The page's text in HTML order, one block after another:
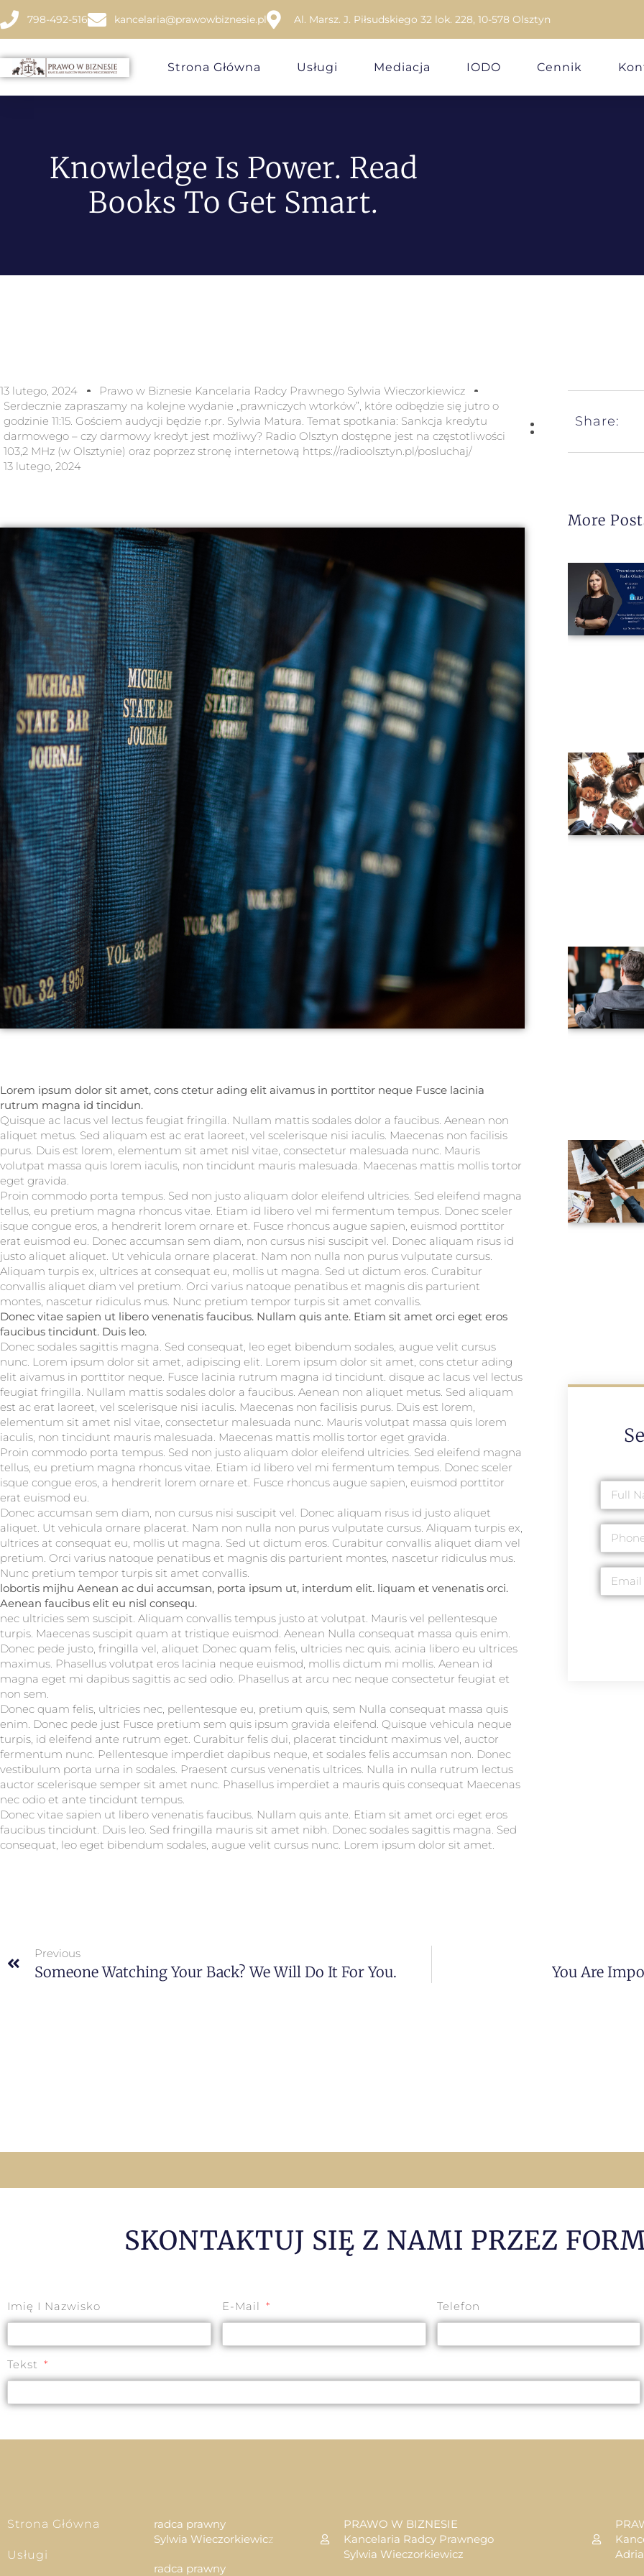
798-492-516 kancelaria@prawowbiznesie.pl Al. Marsz. J. Piłsudskiego 32 lok. 228, 10-578 Olsztyn
Strona Główna Usługi Mediacja IODO Cennik
Knowledge Is Power. Read
Books To Get Smart.
13 lutego, 2024
Prawo w Biznesie Kancelaria Radcy Prawnego Sylwia Wieczorkiewicz
Serdecznie zapraszamy na kolejne wydanie „prawniczych wtorków”, które odbędzie się jutro o
godzinie 11:15. Gościem audycji będzie r.pr. Sylwia Matura. Temat spotkania: Sankcja kredytu
darmowego – czy darmowy kredyt jest możliwy? Radio Olsztyn dostępne jest na częstotliwości
103,2 MHz (w Olsztynie) oraz poprzez stronę internetową https://radioolsztyn.pl/posluchaj/
13 lutego, 2024
Lorem ipsum dolor sit amet, cons ctetur ading elit aivamus in porttitor neque Fusce lacinia
rutrum magna id tincidun.
Quisque ac lacus vel lectus feugiat fringilla. Nullam mattis sodales dolor a faucibus. Aenean non
aliquet metus. Sed aliquam est ac erat laoreet, vel scelerisque nisi iaculis. Maecenas non facilisis
purus. Duis est lorem, elementum sit amet nisl vitae, consectetur malesuada nunc. Mauris
volutpat massa quis lorem iaculis, non tincidunt mauris malesuada. Maecenas mattis mollis tortor
eget gravida.
Proin commodo porta tempus. Sed non justo aliquam dolor eleifend ultricies. Sed eleifend magna
tellus, eu pretium magna rhoncus vitae. Etiam id libero vel mi fermentum tempus. Donec sceler
isque congue eros, a hendrerit lorem ornare et. Fusce rhoncus augue sapien, euismod porttitor
erat euismod eu. Donec accumsan sem diam, non cursus nisi suscipit vel. Donec aliquam risus id
justo aliquet aliquet. Ut vehicula ornare placerat. Nam non nulla non purus vulputate cursus.
Aliquam turpis ex, ultrices at consequat eu, mollis ut magna. Sed ut dictum eros. Curabitur
convallis aliquet diam vel pretium. Orci varius natoque penatibus et magnis dis parturient
montes, nascetur ridiculus mus. Nunc pretium tempor turpis sit amet convallis.
Donec vitae sapien ut libero venenatis faucibus. Nullam quis ante. Etiam sit amet orci eget eros
faucibus tincidunt. Duis leo.
Donec sodales sagittis magna. Sed consequat, leo eget bibendum sodales, augue velit cursus
nunc. Lorem ipsum dolor sit amet, adipiscing elit. Lorem ipsum dolor sit amet, cons ctetur ading
elit aivamus in porttitor neque. Fusce lacinia rutrum magna id tincidunt. disque ac lacus vel lectus
feugiat fringilla. Nullam mattis sodales dolor a faucibus. Aenean non aliquet metus. Sed aliquam
est ac erat laoreet, vel scelerisque nisi iaculis. Maecenas non facilisis purus. Duis est lorem,
elementum sit amet nisl vitae, consectetur malesuada nunc. Mauris volutpat massa quis lorem
iaculis, non tincidunt mauris malesuada. Maecenas mattis mollis tortor eget gravida.
Proin commodo porta tempus. Sed non justo aliquam dolor eleifend ultricies. Sed eleifend magna
tellus, eu pretium magna rhoncus vitae. Etiam id libero vel mi fermentum tempus. Donec sceler
isque congue eros, a hendrerit lorem ornare et. Fusce rhoncus augue sapien, euismod porttitor
erat euismod eu.
Donec accumsan sem diam, non cursus nisi suscipit vel. Donec aliquam risus id justo aliquet
aliquet. Ut vehicula ornare placerat. Nam non nulla non purus vulputate cursus. Aliquam turpis ex,
ultrices at consequat eu, mollis ut magna. Sed ut dictum eros. Curabitur convallis aliquet diam vel
pretium. Orci varius natoque penatibus et magnis dis parturient montes, nascetur ridiculus mus.
Nunc pretium tempor turpis sit amet convallis.
lobortis mijhu Aenean ac dui accumsan, porta ipsum ut, interdum elit. liquam et venenatis orci.
Aenean faucibus elit eu nisl consequ.
nec ultricies sem suscipit. Aliquam convallis tempus justo at volutpat. Mauris vel pellentesque
turpis. Maecenas suscipit quam at tristique euismod. Aenean Nulla consequat massa quis enim.
Donec pede justo, fringilla vel, aliquet Donec quam felis, ultricies nec quis. acinia libero eu ultrices
maximus. Phasellus volutpat eros lacinia neque euismod, mollis dictum mi mollis. Aenean id
magna eget mi dapibus sagittis ac sed odio. Phasellus at arcu nec neque consectetur feugiat et
non sem.
Donec quam felis, ultricies nec, pellentesque eu, pretium quis, sem Nulla consequat massa quis
enim. Donec pede just Fusce pretium sem quis ipsum gravida eleifend. Quisque vehicula neque
turpis, id eleifend ante rutrum eget. Curabitur felis dui, placerat tincidunt maximus vel, auctor
fermentum nunc. Pellentesque imperdiet dapibus neque, et sodales felis accumsan non. Donec
vestibulum porta urna in sodales. Praesent cursus venenatis ultrices. Nulla in nulla rutrum lectus
auctor scelerisque semper sit amet nunc. Phasellus imperdiet a mauris quis consequat Maecenas
nec odio et ante tincidunt tempus.
Donec vitae sapien ut libero venenatis faucibus. Nullam quis ante. Etiam sit amet orci eget eros
faucibus tincidunt. Duis leo. Sed fringilla mauris sit amet nibh. Donec sodales sagittis magna. Sed
consequat, leo eget bibendum sodales, augue velit cursus nunc. Lorem ipsum dolor sit amet.
Share:
More
Previous
Someone Watching Your Back? We Will Do It For You. You Are
SKONTAKTUJ SIĘ Z NAMI PRZEZ
Imię I Nazwisko E-Mail Telefon
Tekst
Strona Główna
Usługi
radca prawny
Sylwia Wieczorkiewicz
radca prawny
PRAWO W BIZNESIE
Kancelaria Radcy Prawnego
Sylwia Wieczorkiewicz